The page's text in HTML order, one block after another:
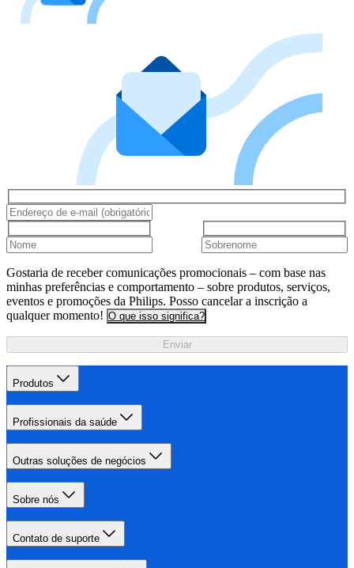
Gostaria de receber comunicações promocionais – com base nas
minhas preferências e comportamento – sobre produtos, serviços,
eventos e promoções da Philips. Posso cancelar a inscrição a
qualquer momento! O que isso significa?
Enviar
Produtos
Profissionais da saúde
Outras soluções de negócios
Sobre nós
Contato de suporte